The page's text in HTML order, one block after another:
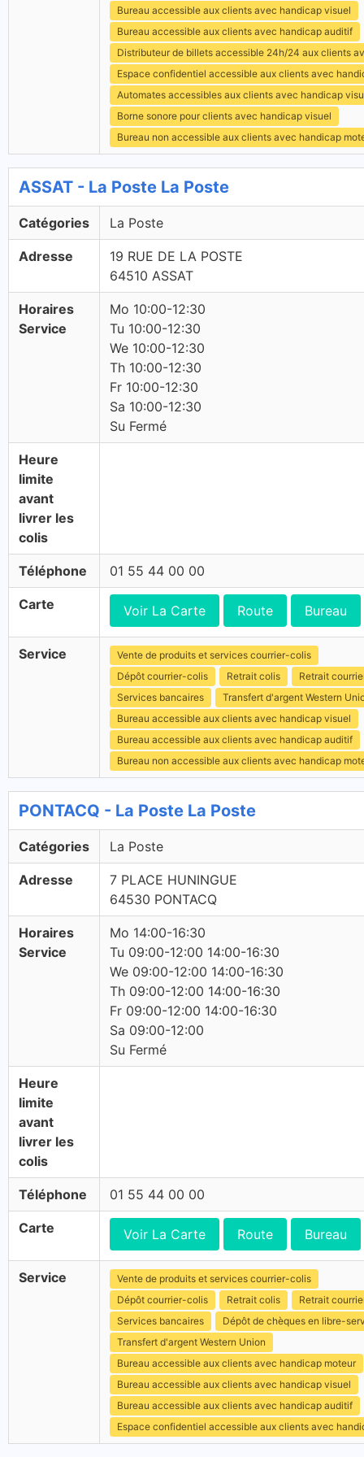
Bureau accessible aux clients avec handicap visuel
Bureau accessible aux clients avec handicap auditif
Distributeur de billets accessible 24h/24 aux clients
Espace confidentiel accessible aux clients avec
Automates accessibles aux clients avec handicap
Borne sonore pour clients avec handicap visuel
Bureau non accessible aux clients avec handicap
ASSAT - La Poste La Poste
Catégories La Poste
Adresse
19 RUE DE LA POSTE
64510 ASSAT
Horaires
Service
Mo 10:00-12:30
Tu 10:00-12:30
We 10:00-12:30
Th 10:00-12:30
Fr 10:00-12:30
Sa 10:00-12:30
Su Fermé
Heure
limite
avant
livrer les
colis
Téléphone 01 55 44 00 00
Carte Voir La Carte Route Bureau
Service
Vente de produits et services courrier-colis
Dépôt courrier-colis
Retrait colis
Retrait
Services bancaires
Transfert d'argent Western
Bureau accessible aux clients avec handicap visuel
Bureau accessible aux clients avec handicap auditif
Bureau non accessible aux clients avec handicap
PONTACQ - La Poste La Poste
Catégories La Poste
Adresse
7 PLACE HUNINGUE
64530 PONTACQ
Horaires
Service
Mo 14:00-16:30
Tu 09:00-12:00 14:00-16:30
We 09:00-12:00 14:00-16:30
Th 09:00-12:00 14:00-16:30
Fr 09:00-12:00 14:00-16:30
Sa 09:00-12:00
Su Fermé
Heure
limite
avant
livrer les
colis
Téléphone 01 55 44 00 00
Carte Voir La Carte Route Bureau
Service
Vente de produits et services courrier-colis
Dépôt courrier-colis
Retrait colis
Retrait
Services bancaires
Dépôt de chèques en libre-
Transfert d'argent Western Union
Bureau accessible aux clients avec handicap moteur
Bureau accessible aux clients avec handicap visuel
Bureau accessible aux clients avec handicap auditif
Espace confidentiel accessible aux clients avec